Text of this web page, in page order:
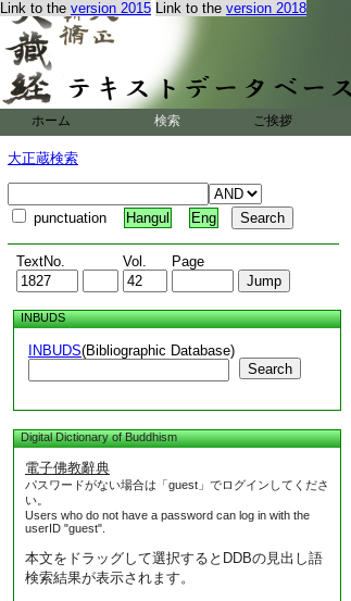
Link to the version 2015 Link to the version 2018
ホーム 検索 ご挨拶
大正蔵検索
punctuation Hangul Eng
TextNo. Vol. Page
INBUDS
INBUDS(Bibliographic Database)
Search
Digital Dictionary of Buddhism
電子佛教辭典
パスワードがない場合は「guest」でログインしてくださ
い。
Users who do not have a password can log in with the
userID "guest".
本文をドラッグして選択するとDDBの見出し語
検索結果が表示されます。